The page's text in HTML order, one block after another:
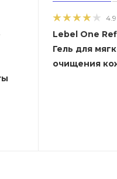
4.9
Lebel One
Гель для
очищения